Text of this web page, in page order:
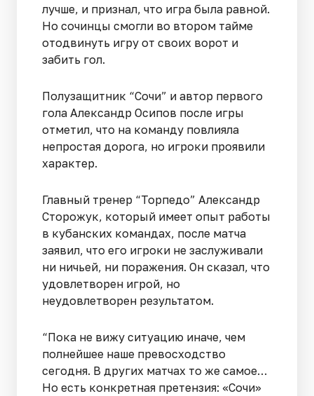
лучше, и признал, что игра была равной.
Но сочинцы смогли во втором тайме
отодвинуть игру от своих ворот и
забить гол.
Полузащитник “Сочи” и автор первого
гола Александр Осипов после игры
отметил, что на команду повлияла
непростая дорога, но игроки проявили
характер.
Главный тренер “Торпедо” Александр
Сторожук, который имеет опыт работы
в кубанских командах, после матча
заявил, что его игроки не заслуживали
ни ничьей, ни поражения. Он сказал, что
удовлетворен игрой, но
неудовлетворен результатом.
“Пока не вижу ситуацию иначе, чем
полнейшее наше превосходство
сегодня. В других матчах то же самое…
Но есть конкретная претензия: «Сочи»